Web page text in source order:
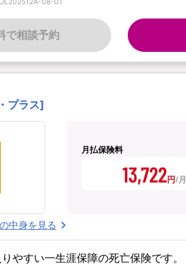
で相談予約
プラス]
月払保険料
13,722円
中身を見る
やすい一生涯保障の死亡保険です。